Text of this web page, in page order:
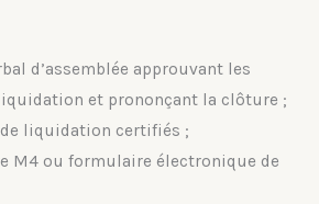
d’assemblée approuvant les
et prononçant la clôture ;
de liquidation certifiés ;
M4 ou formulaire électronique de